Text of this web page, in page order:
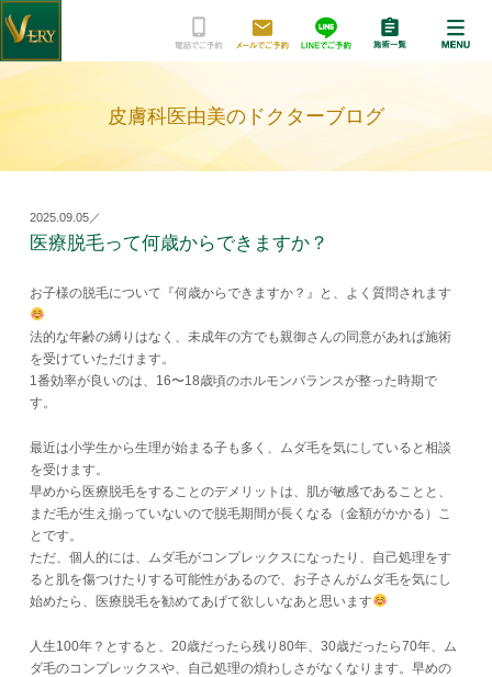
皮膚科医由美のドクターブログ
2025.09.05／
医療脱毛って何歳からできますか？
お子様の脱毛について『何歳からできますか？』と、よく質問されます
法的な年齢の縛りはなく、未成年の方でも親御さんの同意があれば施術
を受けていただけます。
1番効率が良いのは、16〜18歳頃のホルモンバランスが整った時期で
す。
最近は小学生から生理が始まる子も多く、ムダ毛を気にしていると相談
を受けます。
早めから医療脱毛をすることのデメリットは、肌が敏感であることと、
まだ毛が生え揃っていないので脱毛期間が長くなる（金額がかかる）こ
とです。
ただ、個人的には、ムダ毛がコンプレックスになったり、自己処理をす
ると肌を傷つけたりする可能性があるので、お子さんがムダ毛を気にし
始めたら、医療脱毛を勧めてあげて欲しいなあと思います
人生100年？とすると、20歳だったら残り80年、30歳だったら70年、ム
ダ毛のコンプレックスや、自己処理の煩わしさがなくなります。早めの